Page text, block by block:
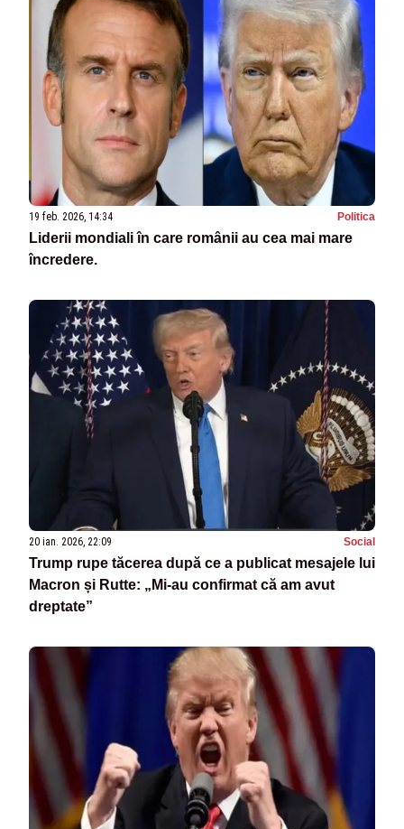
19 feb. 2026, 14:34 Politica
Liderii mondiali în care românii au cea mai mare
încredere.
20 ian. 2026, 22:09 Social
Trump rupe tăcerea după ce a publicat mesajele lui
Macron și Rutte: „Mi-au confirmat că am avut
dreptate”